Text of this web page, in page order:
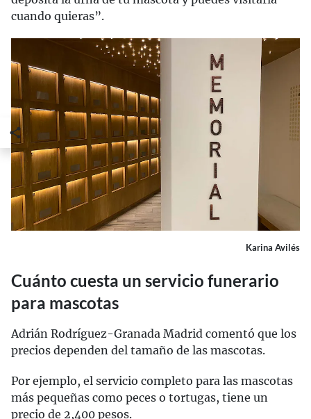
cuando quieras”.
Karina Avilés
Cuánto cuesta un servicio funerario
para mascotas
Adrián Rodríguez-Granada Madrid comentó que los
precios dependen del tamaño de las mascotas.
Por ejemplo, el servicio completo para las mascotas
más pequeñas como peces o tortugas, tiene un
precio de 2,400 pesos.